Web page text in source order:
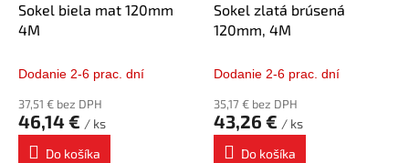
Sokel biela mat 120mm
4M
Dodanie 2-6 prac. dní
37,51 € bez DPH
46,14 € / ks
Do košíka
Sokel zlatá brúsená
120mm, 4M
Dodanie 2-6 prac. dní
35,17 € bez DPH
43,26 € / ks
Do košíka